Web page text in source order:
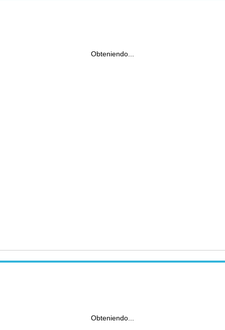
Obteniendo...
Obteniendo...